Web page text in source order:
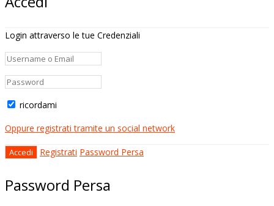
Login attraverso le tue Credenziali
ricordami
Oppure registrati tramite un social network
Registrati Password Persa
Password Persa